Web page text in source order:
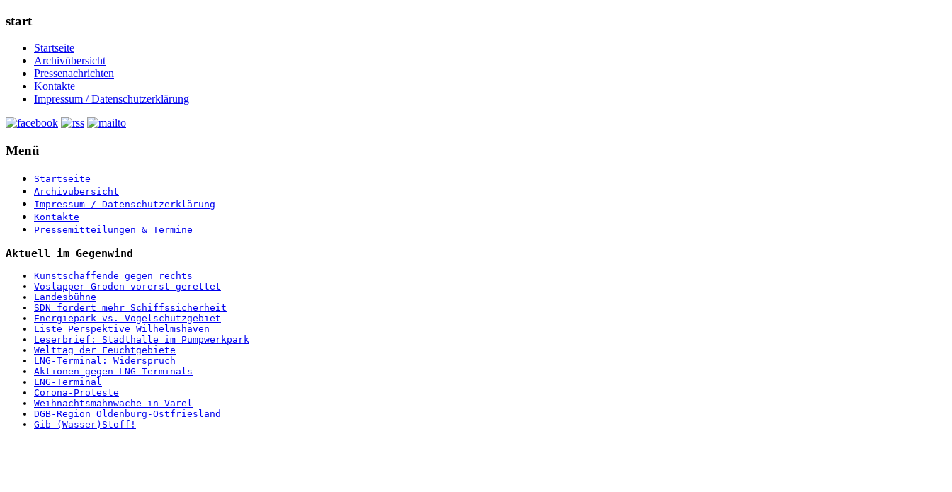
start
Startseite
Archivübersicht
Pressenachrichten
Kontakte
Impressum / Datenschutzerklärung
Menü
Startseite
Archivübersicht
Impressum / Datenschutzerklärung
Kontakte
Pressemitteilungen & Termine
Aktuell im Gegenwind
Kunstschaffende gegen rechts
Voslapper Groden vorerst gerettet
Landesbühne
SDN fordert mehr Schiffssicherheit
Energiepark vs. Vogelschutzgebiet
Liste Perspektive Wilhelmshaven
Leserbrief: Stadthalle im Pumpwerkpark
Welttag der Feuchtgebiete
LNG-Terminal: Widerspruch
Aktionen gegen LNG-Terminals
LNG-Terminal
Corona-Proteste
Weihnachtsmahnwache in Varel
DGB-Region Oldenburg-Ostfriesland
Gib (Wasser)Stoff!